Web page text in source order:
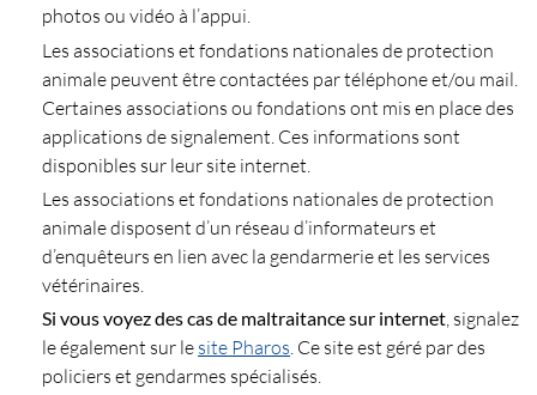
photos ou vidéo à l’appui.
Les associations et fondations nationales de protection
animale peuvent être contactées par téléphone et/ou mail.
Certaines associations ou fondations ont mis en place des
applications de signalement. Ces informations sont
disponibles sur leur site internet.
Les associations et fondations nationales de protection
animale disposent d’un réseau d’informateurs et
d’enquêteurs en lien avec la gendarmerie et les services
vétérinaires.
Si vous voyez des cas de maltraitance sur internet , signalez
le également sur le site Pharos . Ce site est géré par des
policiers et gendarmes spécialisés.